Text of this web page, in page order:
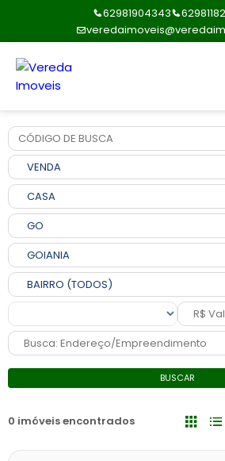
62981904343
BUSCAR
0 imóveis encontrados